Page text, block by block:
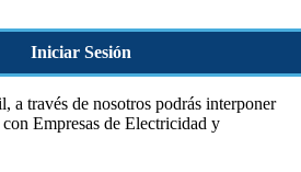
Iniciar Sesión
a través de nosotros podrás interponer
Empresas de Electricidad y